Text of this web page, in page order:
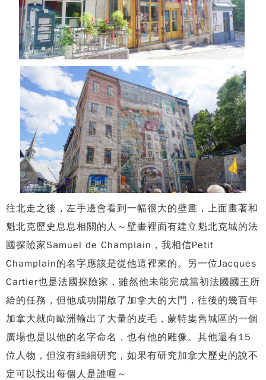
往北走之後，左手邊會看到一幅很大的壁畫，上面畫著和
魁北克歷史息息相關的人～壁畫裡面有建立魁北克城的法
國探險家Samuel de Champlain，我相信Petit
Champlain的名字應該是從他這裡來的。另一位Jacques
Cartier也是法國探險家，雖然他未能完成當初法國國王所
給的任務，但他成功開啟了加拿大的大門，往後的幾百年
加拿大就向歐洲輸出了大量的皮毛，蒙特婁舊城區的一個
廣場也是以他的名字命名，也有他的雕像。其他還有15
位人物，但沒有細細研究，如果有研究加拿大歷史的說不
定可以找出每個人是誰喔～